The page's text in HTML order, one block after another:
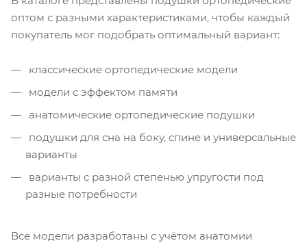
оптом с разными характеристиками, чтобы каждый
покупатель мог подобрать оптимальный вариант:
классические ортопедические модели
модели с эффектом памяти
анатомические ортопедические подушки
подушки для сна на боку, спине и универсальные
варианты
варианты с разной степенью упругости под
разные потребности
Все модели разработаны с учётом анатомии